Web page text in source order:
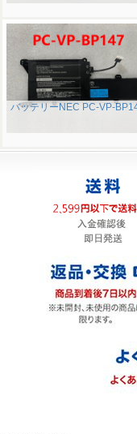
バッテリーNEC PC-VP-